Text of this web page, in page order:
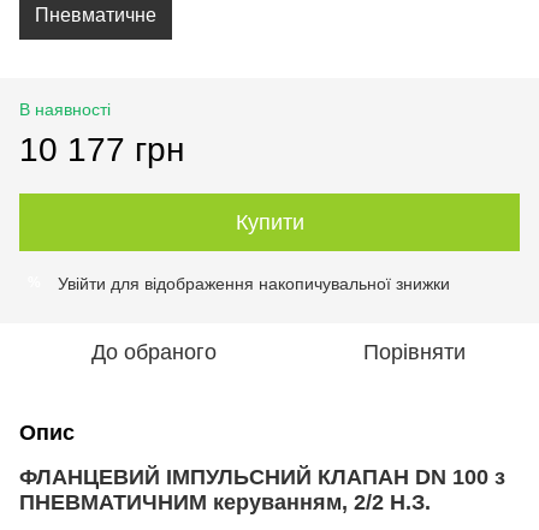
Пневматичне
В наявності
10 177 грн
Купити
Увійти для відображення накопичувальної знижки
До обраного Порівняти
Опис
ФЛАНЦЕВИЙ ІМПУЛЬСНИЙ КЛАПАН DN 100 з
ПНЕВМАТИЧНИМ керуванням, 2/2 Н.З.